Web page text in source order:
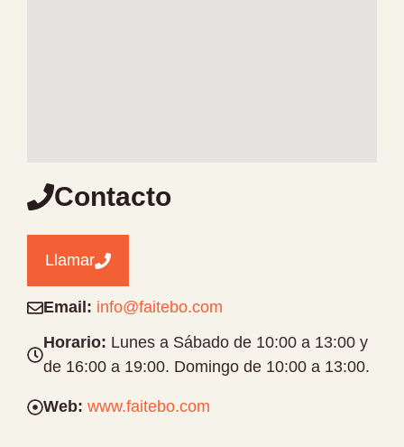
Contacto
Llamar
Email: info@faitebo.com
Horario: Lunes a Sábado de 10:00 a 13:00 y
de 16:00 a 19:00. Domingo de 10:00 a 13:00.
Web: www.faitebo.com